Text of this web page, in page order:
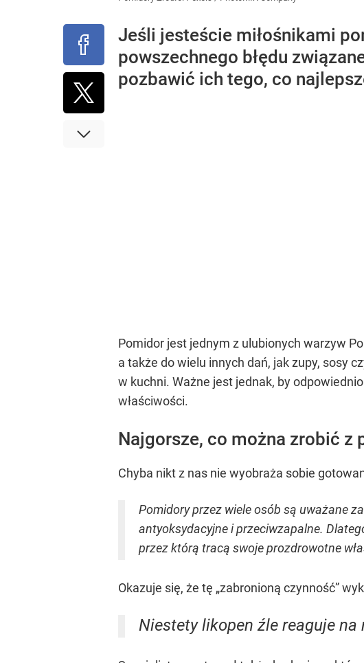
Jeśli jesteście miłośnikami
powszechnego błędu
pozbawić ich tego, co
Pomidor jest jednym z ulubionych warzyw
a także do wielu innych dań, jak zupy, sosy
w kuchni. Ważne jest jednak, by
właściwości.
Najgorsze, co można zrobić z
Chyba nikt z nas nie wyobraża sobie
Pomidory przez wiele osób są uważane
antyoksydacyjne i przeciwzapalne.
przez którą tracą swoje prozdrowotne
Okazuje się, że tę „zabronioną czynność”
Niestety likopen źle reaguje